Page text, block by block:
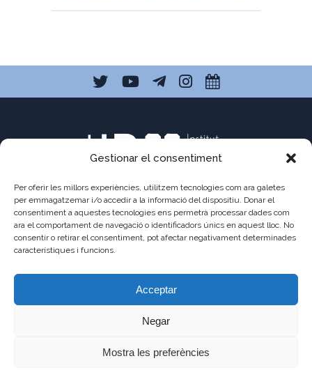
Gestionar el consentiment
Per oferir les millors experiències, utilitzem tecnologies com ara galetes
per emmagatzemar i/o accedir a la informació del dispositiu. Donar el
consentiment a aquestes tecnologies ens permetrà processar dades com
ara el comportament de navegació o identificadors únics en aquest lloc. No
consentir o retirar el consentiment, pot afectar negativament determinades
característiques i funcions.
Acceptar
Negar
Mostra les preferències
C/ Pau Claris 121
08009 Barcelona
93 487 03 01